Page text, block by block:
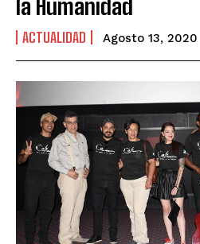
la Humanidad
ACTUALIDAD Agosto 13, 2020